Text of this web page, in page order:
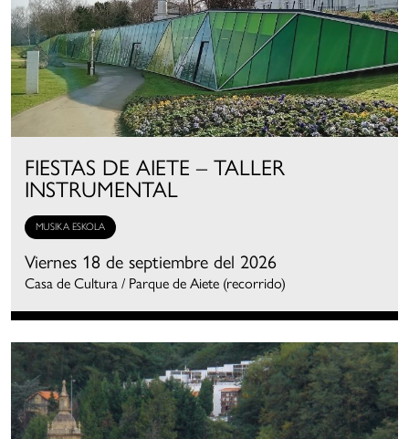
FIESTAS DE AIETE – TALLER
INSTRUMENTAL
MUSIKA ESKOLA
Viernes 18 de septiembre del 2026
Casa de Cultura / Parque de Aiete (recorrido)